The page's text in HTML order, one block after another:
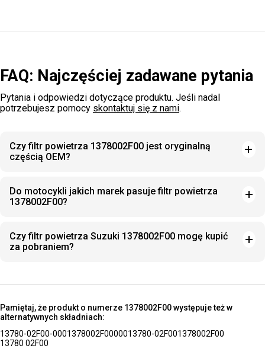
FAQ: Najczęściej zadawane pytania
Pytania i odpowiedzi dotyczące produktu. Jeśli nadal
potrzebujesz pomocy skontaktuj się z nami.
Czy filtr powietrza 1378002F00 jest oryginalną
częścią OEM?
Do motocykli jakich marek pasuje filtr powietrza
1378002F00?
Czy filtr powietrza Suzuki 1378002F00 mogę kupić
za pobraniem?
Pamiętaj, że produkt o numerze 1378002F00 występuje też w
alternatywnych składniach:
13780-02F00-0001378002F0000013780-02F001378002F00
13780 02F00